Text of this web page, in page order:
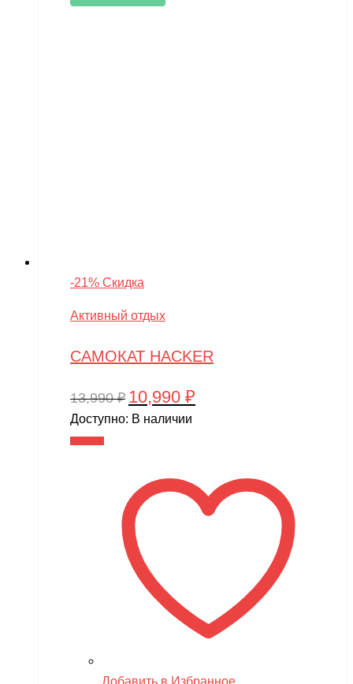
-21% Скидка
Активный отдых
САМОКАТ HACKER
13,990₽ Первоначальная
цена
10,990 ₽
Доступно: В наличии
Добавить в Избранное